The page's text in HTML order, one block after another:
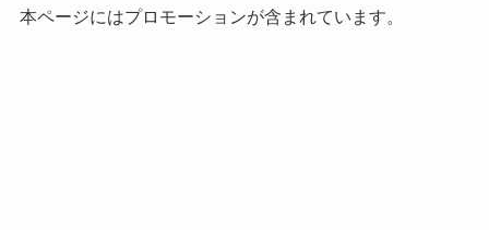
本ページにはプロモーションが含まれています。